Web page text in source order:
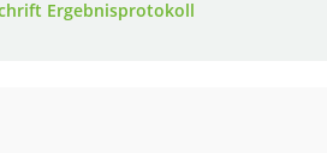
Ergebnisprotokoll